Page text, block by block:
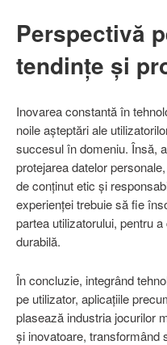
Perspectivă
tendințe și
Inovarea constantă în
noile așteptări ale
succesul în domeniu. Însă,
protejarea datelor
de conținut etic și
experienței trebuie să fie
partea utilizatorului, pentru
durabilă.
În concluzie, integrând
pe utilizator, aplicațiile
plasează industria jocurilor
și inovatoare, transformând